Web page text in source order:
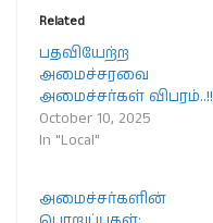
Related
பதவியேற்ற
அமைச்சரவை
அமைச்சர்கள் விபரம்..!!
October 10, 2025
In "Local"
அமைச்சர்களின்